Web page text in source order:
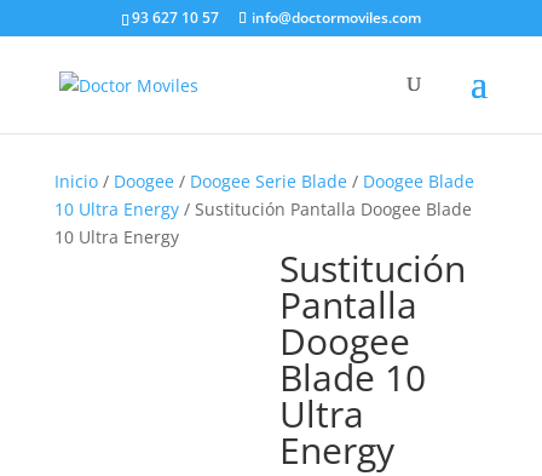
93 627 10 57 info@doctormoviles.com
Inicio/ Doogee/ Doogee Serie Blade/ Doogee Blade
10 Ultra Energy/ Sustitución Pantalla Doogee Blade
10 Ultra Energy
Sustitución
Pantalla
Doogee
Blade 10
Ultra
Energy